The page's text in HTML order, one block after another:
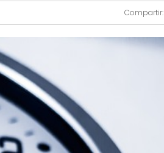
Compartir: